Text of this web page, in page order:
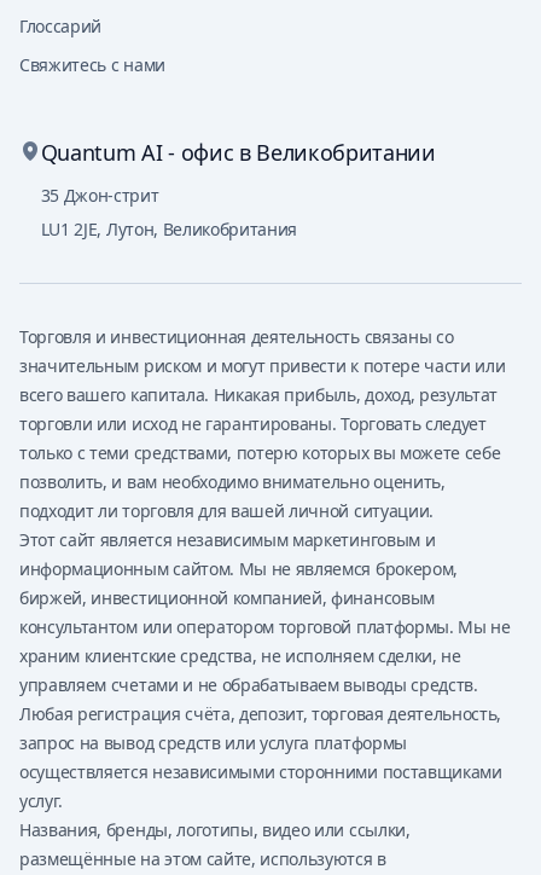
Глоссарий
Свяжитесь с нами
Quantum AI - офис в Великобритании
35 Джон-стрит
LU1 2JE, Лутон, Великобритания
Торговля и инвестиционная деятельность связаны со
значительным риском и могут привести к потере части или
всего вашего капитала. Никакая прибыль, доход, результат
торговли или исход не гарантированы. Торговать следует
только с теми средствами, потерю которых вы можете себе
позволить, и вам необходимо внимательно оценить,
подходит ли торговля для вашей личной ситуации.
Этот сайт является независимым маркетинговым и
информационным сайтом. Мы не являемся брокером,
биржей, инвестиционной компанией, финансовым
консультантом или оператором торговой платформы. Мы не
храним клиентские средства, не исполняем сделки, не
управляем счетами и не обрабатываем выводы средств.
Любая регистрация счёта, депозит, торговая деятельность,
запрос на вывод средств или услуга платформы
осуществляется независимыми сторонними поставщиками
услуг.
Названия, бренды, логотипы, видео или ссылки,
размещённые на этом сайте, используются в